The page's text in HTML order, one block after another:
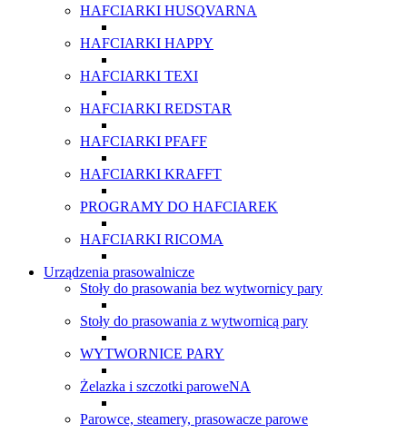
HAFCIARKI HUSQVARNA
HAFCIARKI HAPPY
HAFCIARKI TEXI
HAFCIARKI REDSTAR
HAFCIARKI PFAFF
HAFCIARKI KRAFFT
PROGRAMY DO HAFCIAREK
HAFCIARKI RICOMA
Urządzenia prasowalnicze
Stoły do prasowania bez wytwornicy pary
Stoły do prasowania z wytwornicą pary
WYTWORNICE PARY
Żelazka i szczotki paroweNA
Parowce, steamery, prasowacze parowe